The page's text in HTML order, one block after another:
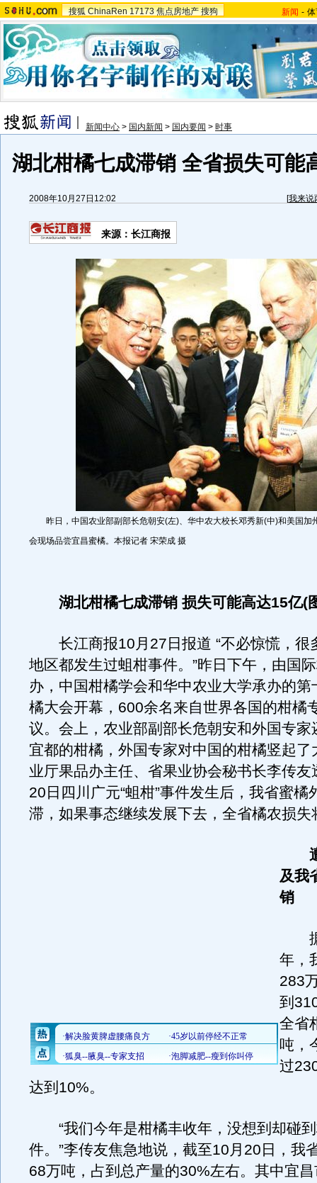
搜狐 ChinaRen 17173 焦点房地产 搜狗 新闻 -
新闻中心 > 国内新闻 > 国内要闻 > 时事
湖北柑橘七成滞销 全省损失可能
2008年10月27日12:02 [我来说
来源：长江商报
昨日，中国农业部副部长危朝安(左)、华中农大校长邓秀新(中)和美国加
会现场品尝宜昌蜜橘。本报记者 宋荣成 摄
湖北柑橘七成滞销 损失可能高达15亿(
长江商报10月27日报道 “不必惊慌，很
地区都发生过蛆柑事件。”昨日下午，由国
办，中国柑橘学会和华中农业大学承办的第
橘大会开幕，600余名来自世界各国的柑橘
议。会上，农业部副部长危朝安和外国专家
宜都的柑橘，外国专家对中国的柑橘竖起了
业厅果品办主任、省果业协会秘书长李传友
20日四川广元“蛆柑”事件发生后，我省蜜橘
滞，如果事态继续发展下去，全省橘农损失
及我
销
据
年，
283
到
全省
吨，
过
达到10%。
“我们今年是柑橘丰收年，没想到却碰到
件。”李传友焦急地说，截至10月20日，我
68万吨，占到总产量的30%左右。其中宜